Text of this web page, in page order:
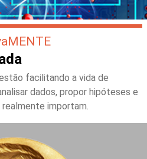
facilitando a vida de
dados, propor hipóteses e
importam.